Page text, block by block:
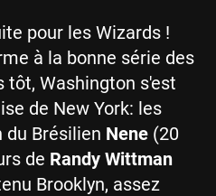
pour les Wizards !
à la bonne série des
tôt, Washington s'est
de New York: les
du Brésilien Nene (20
de Randy Wittman
Brooklyn, assez